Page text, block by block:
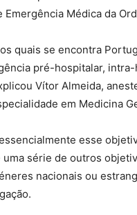
Médica da
quais se encontra
pré-hospitalar,
Vítor Almeida,
em Medicina
esse
série de outros
nacionais ou